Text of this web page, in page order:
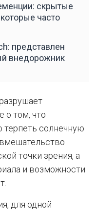
скрытые
часто
представлен
внедорожник
о том, что
терпеть солнечную
точки зрения, а
и возможности
для одной